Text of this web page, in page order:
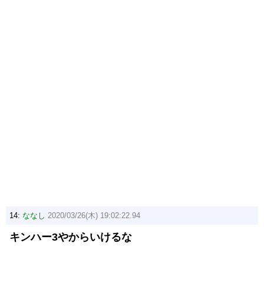
14: ななし 2020/03/26(木) 19:02:22.94
キンハー3やからいけるな